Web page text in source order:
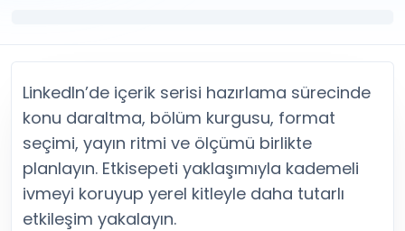
Twitter (X) Retweet Satın Al
Twitter (X) Video İzlenme Satın Al
Tümünü Gör
YouTube
YouTube Abone Satın Al
YouTube Beğeni Satın Al
YouTube İzlenme Satın Al
YouTube Yorum Satın Al
Tümünü Gör
Tümünü Gör
Diğer ücretsiz araçlar
Facebook Araçları
LinkedIn Araçları
Spotify Araçları
Telegram Araçları
Twitch Araçları
SoundCloud Araçları
Snapchat Araçları
LinkedIn’de içerik serisi hazırlama sürecinde
konu daraltma, bölüm kurgusu, format
seçimi, yayın ritmi ve ölçümü birlikte
planlayın. Etkisepeti yaklaşımıyla kademeli
ivmeyi koruyup yerel kitleyle daha tutarlı
etkileşim yakalayın.